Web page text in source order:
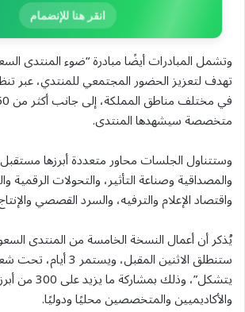
انقر هنا للإنضمام
وتشمل المبادرات أيضًا مبادرة “ضوء المنتدى
تهدف لتعزيز الحضور المجتمعي للمنتدي، عبر
متخصصة سيشهدها المنتدى.
وستتناول الجلسات محاور متعددة أبرزها مستقبل
والمصداقية وصناعة التأثير، والتحولات الرقمية
واقتصاد الإعلام والترفيه، والسرد القصصي
ستنطلق الاثنين المقبل،
يتشكل”، وذلك
والأكاديميين والمتخصصين محليًا ودوليًا.